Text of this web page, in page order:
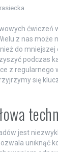
ćwiczeń
z nas może
do
podczas
z
się
jest
uniknąć